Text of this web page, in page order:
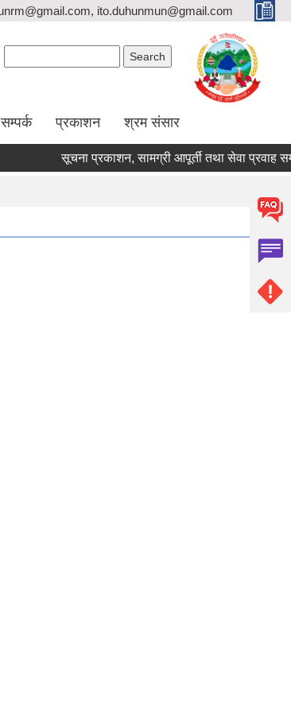
ito.duhunmun@gmail.com
सम्पर्क प्रकाशन श्रम संसार
सूचना प्रकाशन, सामग्री आपूर्ती तथा सेवा प्रवाह